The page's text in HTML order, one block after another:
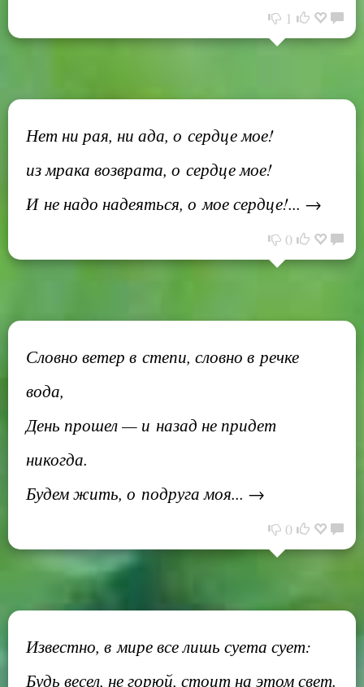
1
Нет ни рая, ни ада, о сердце мое!
из мрака возврата, о сердце мое!
И не надо надеяться, о мое сердце!... →
0
Словно ветер в степи, словно в речке
вода,
День прошел — и назад не придет
никогда.
Будем жить, о подруга моя... →
0
Известно, в мире все лишь суета сует:
Будь весел, не горюй, стоит на этом свет.